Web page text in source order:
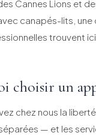
Cannes Lions et
canapés-lits,
trouvent
choisir un
chez nous la
— et les